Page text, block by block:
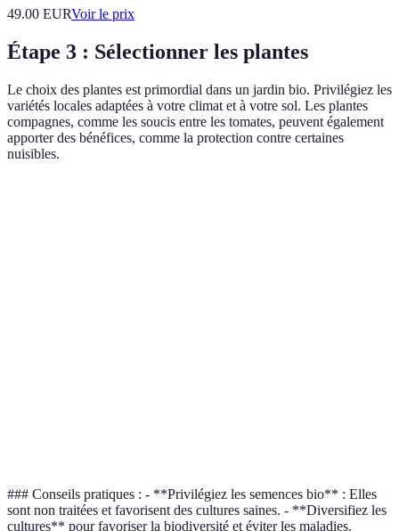
49.00 EURVoir le prix
Étape 3 : Sélectionner les plantes
Le choix des plantes est primordial dans un jardin bio. Privilégiez les
variétés locales adaptées à votre climat et à votre sol. Les plantes
compagnes, comme les soucis entre les tomates, peuvent également
apporter des bénéfices, comme la protection contre certaines
nuisibles.
### Conseils pratiques : - **Privilégiez les semences bio** : Elles
sont non traitées et favorisent des cultures saines. - **Diversifiez les
cultures** pour favoriser la biodiversité et éviter les maladies.